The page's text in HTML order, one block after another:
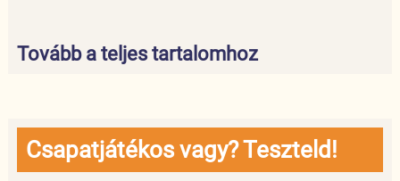
Tovább a teljes tartalomhoz
Csapatjátékos vagy? Teszteld!